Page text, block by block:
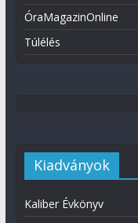
ÓraMagazinOnline
Túlélés
Kiadványok
Kaliber Évkönyv